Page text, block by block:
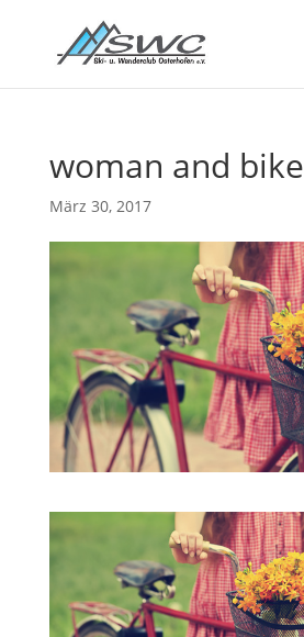
woman and bike
März 30, 2017